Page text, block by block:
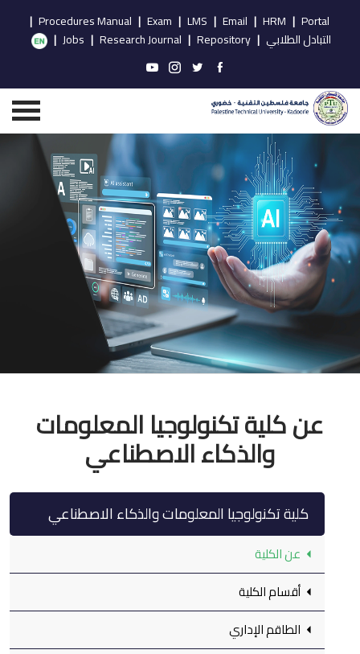
Portal
|
HRM
|
Email
|
LMS
|
Exam
|
Procedures Manual
|
التبادل الطلابي |
Repository
|
Research Journal
|
Jobs
|
عن كلية تكنولوجيا المعلومات
والذكاء الاصطناعي
كلية تكنولوجيا المعلومات والذكاء الاصطناعي
عن الكلية
أقسام الكلية
الطاقم الإداري